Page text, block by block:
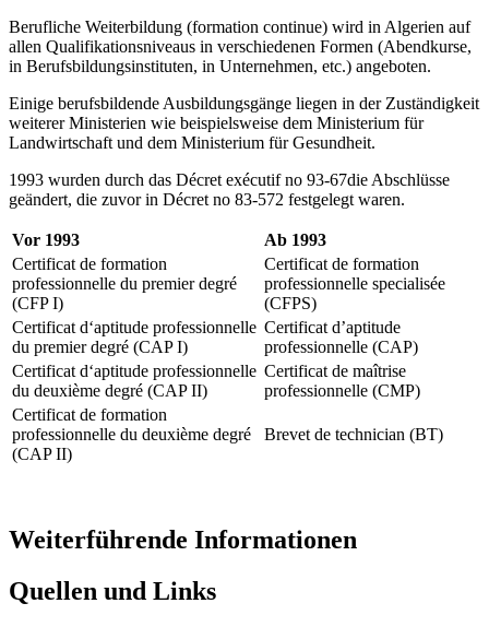
Berufliche Weiterbildung (formation continue) wird in Algerien auf
allen Qualifikationsniveaus in verschiedenen Formen (Abendkurse,
in Berufsbildungsinstituten, in Unternehmen, etc.) angeboten.
Einige berufsbildende Ausbildungsgänge liegen in der Zuständigkeit
weiterer Ministerien wie beispielsweise dem Ministerium für
Landwirtschaft und dem Ministerium für Gesundheit.
1993 wurden durch das Décret exécutif no 93-67die Abschlüsse
geändert, die zuvor in Décret no 83-572 festgelegt waren.
Vor 1993
Ab 1993
Certificat de formation
professionnelle du premier degré
(CFP I)
Certificat de formation
professionnelle specialisée
(CFPS)
Certificat d‘aptitude professionnelle
du premier degré (CAP I)
Certificat d’aptitude
professionnelle (CAP)
Certificat d‘aptitude professionnelle
du deuxième degré (CAP II)
Certificat de maîtrise
professionnelle (CMP)
Certificat de formation
professionnelle du deuxième degré
(CAP II)
Brevet de technician (BT)
Weiterführende Informationen
Quellen und Links